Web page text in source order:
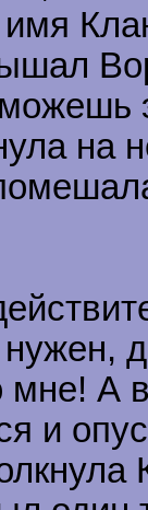
на
А
и